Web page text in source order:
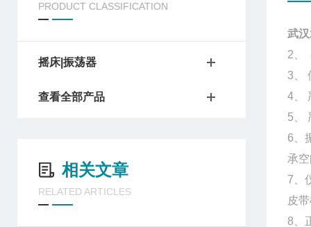
PRODUCT CLASSIFICATION
摇床|振荡器
查看全部产品
相关文章
RELATED ARTICLES
武
2
3
4
5
6
承
7
皮
8